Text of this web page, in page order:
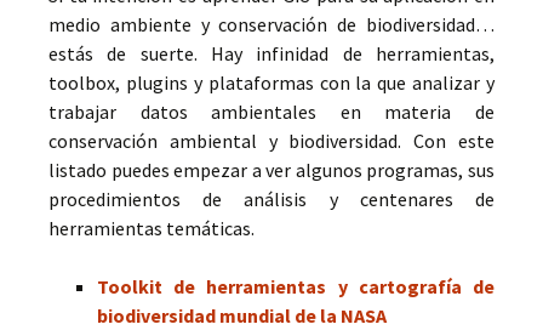
medio ambiente y conservación de biodiversidad…
estás de suerte. Hay infinidad de herramientas,
toolbox, plugins y plataformas con la que analizar y
trabajar datos ambientales en materia de
conservación ambiental y biodiversidad. Con este
listado puedes empezar a ver algunos programas, sus
procedimientos de análisis y centenares de
herramientas temáticas.
Toolkit de herramientas y cartografía de
biodiversidad mundial de la NASA